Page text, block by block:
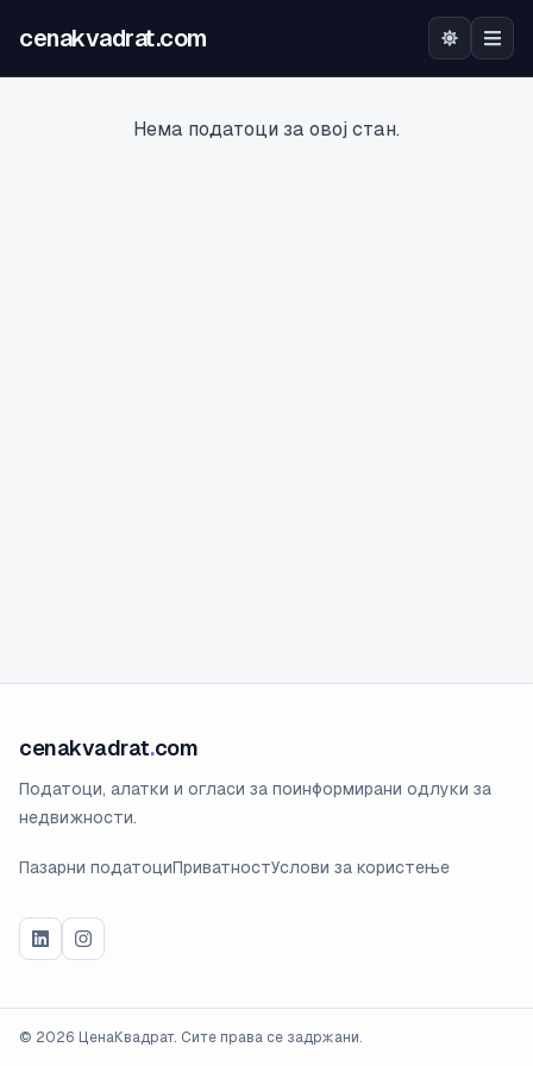
cenakvadrat.com
Нема податоци за овој стан.
cenakvadrat.com
Податоци, алатки и огласи за поинформирани одлуки за
недвижности.
Пазарни податоциПриватностУслови за користење
© 2026 ЦенаКвадрат. Сите права се задржани.